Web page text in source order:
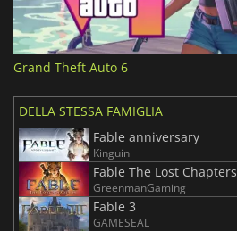
Grand Theft Auto 6
DELLA STESSA FAMIGLIA
Fable anniversary
Kinguin
Fable The Lost Chapters
GreenmanGaming
Fable 3
GAMESEAL